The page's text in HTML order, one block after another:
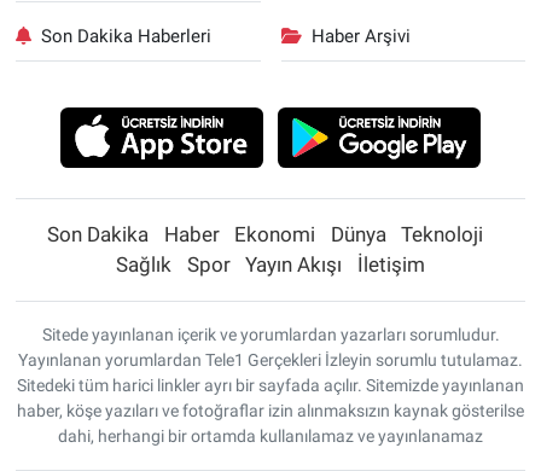
Son Dakika Haberleri Haber Arşivi
Son Dakika Haber Ekonomi Dünya
Teknoloji
Sağlık
Spor Yayın Akışı İletişim
Sitede yayınlanan içerik ve yorumlardan yazarları sorumludur.
Yayınlanan yorumlardan Tele1 Gerçekleri İzleyin sorumlu tutulamaz.
Sitedeki tüm harici linkler ayrı bir sayfada açılır. Sitemizde yayınlanan
haber, köşe yazıları ve fotoğraflar izin alınmaksızın kaynak gösterilse
dahi, herhangi bir ortamda kullanılamaz ve yayınlanamaz